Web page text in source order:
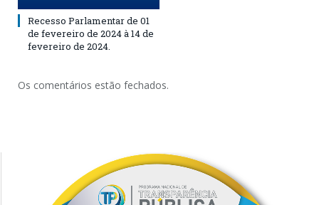
Recesso Parlamentar de 01
de fevereiro de 2024 à 14 de
fevereiro de 2024.
Os comentários estão fechados.